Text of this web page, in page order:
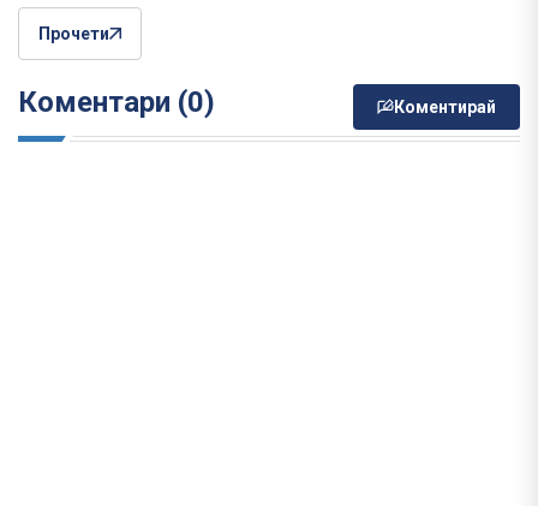
Прочети
Коментари (0) Коментирай